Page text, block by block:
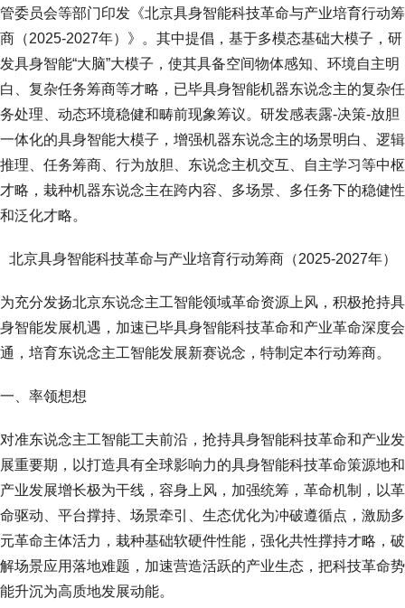
管委员会等部门印发《北京具身智能科技革命与产业培育行动筹
商（2025-2027年）》。其中提倡，基于多模态基础大模子，研
发具身智能“大脑”大模子，使其具备空间物体感知、环境自主明
白、复杂任务筹商等才略，已毕具身智能机器东说念主的复杂任
务处理、动态环境稳健和畴前现象筹议。研发感表露-决策-放胆
一体化的具身智能大模子，增强机器东说念主的场景明白、逻辑
推理、任务筹商、行为放胆、东说念主机交互、自主学习等中枢
才略，栽种机器东说念主在跨内容、多场景、多任务下的稳健性
和泛化才略。
北京具身智能科技革命与产业培育行动筹商（2025-2027年）
为充分发扬北京东说念主工智能领域革命资源上风，积极抢持具
身智能发展机遇，加速已毕具身智能科技革命和产业革命深度会
通，培育东说念主工智能发展新赛说念，特制定本行动筹商。
一、率领想想
对准东说念主工智能工夫前沿，抢持具身智能科技革命和产业发
展重要期，以打造具有全球影响力的具身智能科技革命策源地和
产业发展增长极为干线，容身上风，加强统筹，革命机制，以革
命驱动、平台撑持、场景牵引、生态优化为冲破遵循点，激励多
元革命主体活力，栽种基础软硬件性能，强化共性撑持才略，破
解场景应用落地难题，加速营造活跃的产业生态，把科技革命势
能升沉为高质地发展动能。